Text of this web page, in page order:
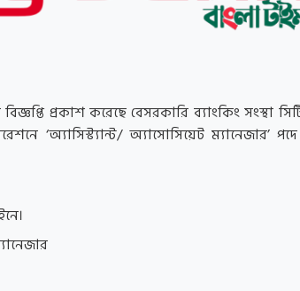
প্রকাশ করেছে বেসরকারি ব্যাংকিং সংস্থা
‘অ্যাসিস্ট্যান্ট/ অ্যাসোসিয়েট ম্যানেজার’